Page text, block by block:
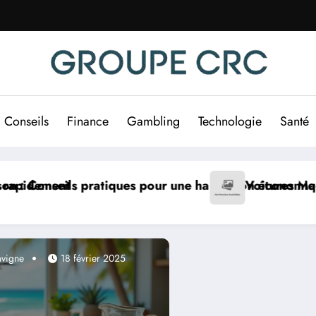
Conseils Finance Gambling Technologie Santé
et écologique
Mag : conseils indispensables pour dénicher
SOS
18 février 2025